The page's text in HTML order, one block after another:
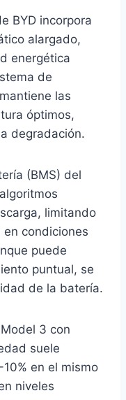
BYD incorpora
alargado,
energética
de
las
óptimos,
degradación.
(BMS) del
limitando
condiciones
puede
puntual, se
de la batería.
3 con
suele
en el mismo
niveles